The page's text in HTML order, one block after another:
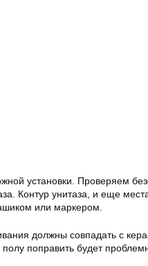
установки. Проверяем
Контур унитаза, и еще
или маркером.
должны совпадать с
поправить будет